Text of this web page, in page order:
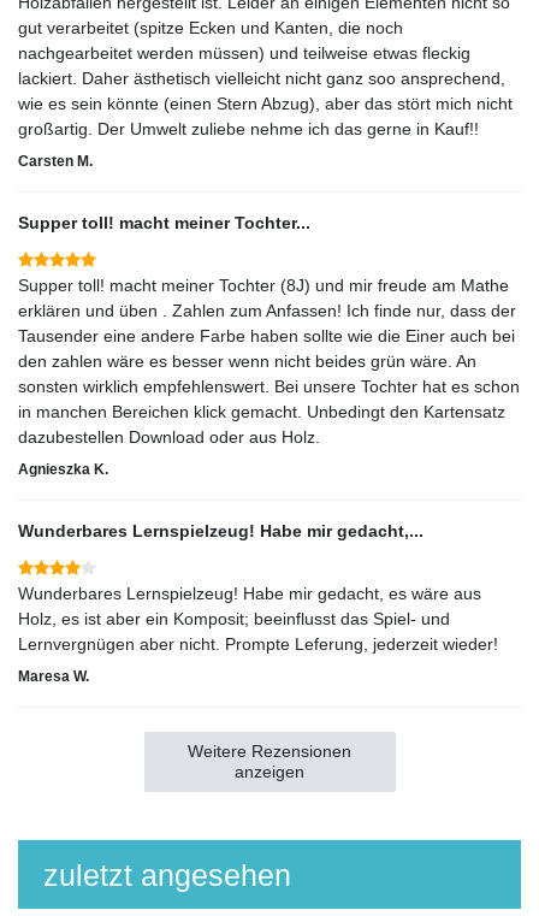
gut verarbeitet (spitze Ecken und Kanten, die noch
nachgearbeitet werden müssen) und teilweise etwas fleckig
lackiert. Daher ästhetisch vielleicht nicht ganz soo ansprechend,
wie es sein könnte (einen Stern Abzug), aber das stört mich nicht
großartig. Der Umwelt zuliebe nehme ich das gerne in Kauf!!
Carsten M.
Supper toll! macht meiner Tochter...
Supper toll! macht meiner Tochter (8J) und mir freude am Mathe
erklären und üben . Zahlen zum Anfassen! Ich finde nur, dass der
Tausender eine andere Farbe haben sollte wie die Einer auch bei
den zahlen wäre es besser wenn nicht beides grün wäre. An
sonsten wirklich empfehlenswert. Bei unsere Tochter hat es schon
in manchen Bereichen klick gemacht. Unbedingt den Kartensatz
dazubestellen Download oder aus Holz.
Agnieszka K.
Wunderbares Lernspielzeug! Habe mir gedacht,...
Wunderbares Lernspielzeug! Habe mir gedacht, es wäre aus
Holz, es ist aber ein Komposit; beeinflusst das Spiel- und
Lernvergnügen aber nicht. Prompte Leferung, jederzeit wieder!
Maresa W.
Weitere Rezensionen
anzeigen
zuletzt angesehen